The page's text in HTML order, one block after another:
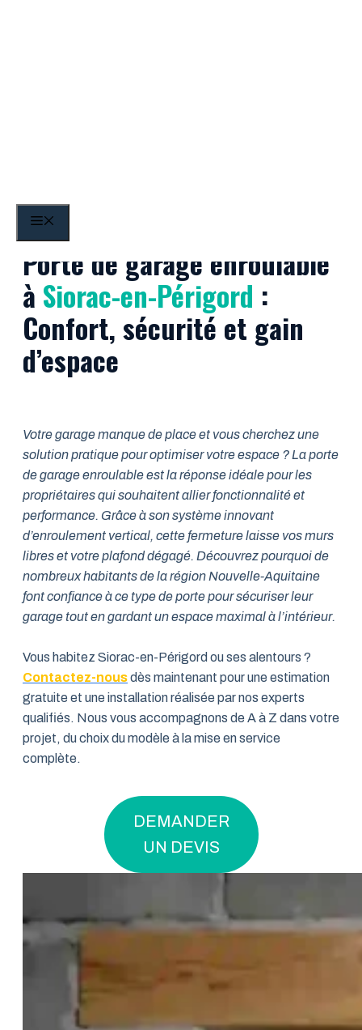
Porte de garage enroulable
à Siorac-en-Périgord :
Confort, sécurité et gain
d’espace
Votre garage manque de place et vous cherchez une
solution pratique pour optimiser votre espace ? La porte
de garage enroulable est la réponse idéale pour les
propriétaires qui souhaitent allier fonctionnalité et
performance. Grâce à son système innovant
d’enroulement vertical, cette fermeture laisse vos murs
libres et votre plafond dégagé. Découvrez pourquoi de
nombreux habitants de la région Nouvelle-Aquitaine
font confiance à ce type de porte pour sécuriser leur
garage tout en gardant un espace maximal à l’intérieur.
Vous habitez Siorac-en-Périgord ou ses alentours ?
Contactez-nousdès maintenant pour une estimation
gratuite et une installation réalisée par nos experts
qualifiés. Nous vous accompagnons de A à Z dans votre
projet, du choix du modèle à la mise en service
complète.
DEMANDER
UN DEVIS